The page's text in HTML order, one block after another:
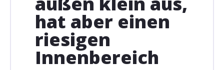
hat aber einen
riesigen
Innenbereich